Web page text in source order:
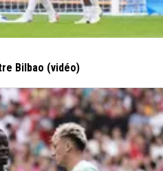
Bilbao (vidéo)